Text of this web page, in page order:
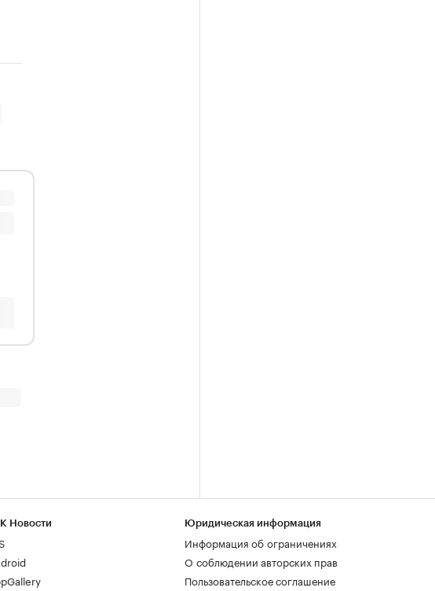
Новости Юридическая информация
Информация об ограничениях
О соблюдении авторских прав
Пользовательское соглашение